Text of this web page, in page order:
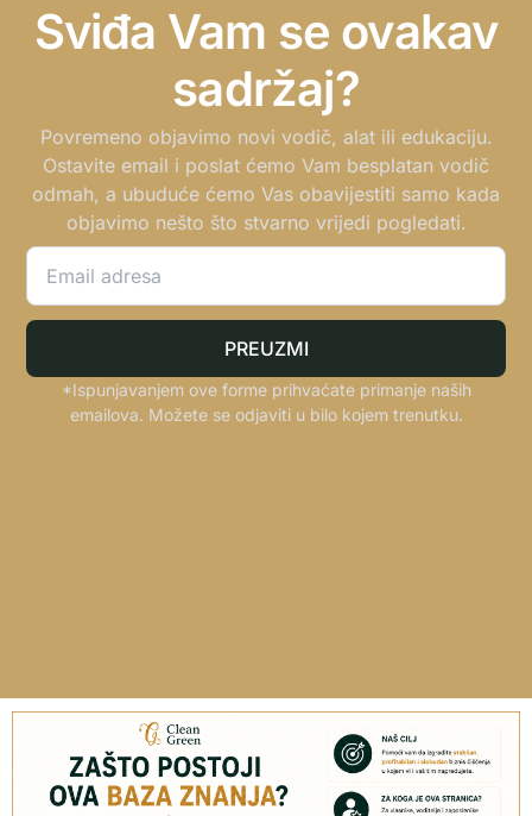
Sviđa Vam se ovakav
sadržaj?
Povremeno objavimo novi vodič, alat ili edukaciju.
Ostavite email i poslat ćemo Vam besplatan vodič
odmah, a ubuduće ćemo Vas obavijestiti samo kada
objavimo nešto što stvarno vrijedi pogledati.
PREUZMI
*Ispunjavanjem ove forme prihvaćate primanje naših
emailova. Možete se odjaviti u bilo kojem trenutku.